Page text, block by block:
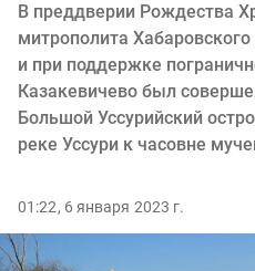
В преддверии Рождества
митрополита
и при поддержке
Казакевичево был
Большой Уссурийский
реке Уссури к часовне
01:22, 6 января 2023 г.